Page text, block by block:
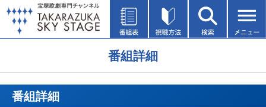
番組詳細
番組詳細